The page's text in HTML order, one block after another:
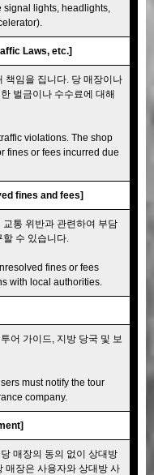
lights, headlights,
Laws, etc.]
책임을 집니다. 당 매장이나
벌금이나 수수료에 대해
violations. The shop
fines or fees incurred due
fines and fees]
통 위반과 관련하여 부담
수 있습니다.
fines or fees
with local authorities.
어 가이드, 지방 당국 및 보
must notify the tour
company.
매장의 동의 없이 상대방
매장은 사용자와 상대방 사